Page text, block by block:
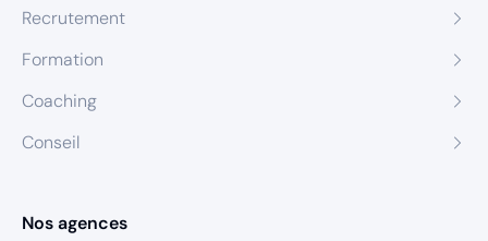
Recrutement
Formation
Coaching
Conseil
Nos agences